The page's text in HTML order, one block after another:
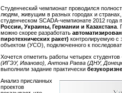
Студенческий чемпионат проводился
людям, живущим в разных городах и
студенческом SCADA-чемпионате 2012 года
России, Украины, Германии и Казахстана
можно скорее разработать
пиротехнических ракет) контролируемую с
объектом (УСО), подключенного к
Хочется отметить работы четырех
(ИГЭУ, Иваново), Антона Раева (ДНУ,
выполнили задание практически
Анализ присланных
проектов